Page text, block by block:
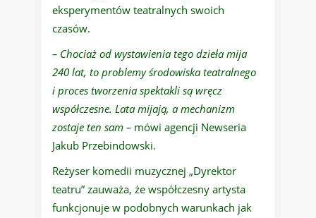
eksperymentów teatralnych swoich
czasów.
– Chociaż od wystawienia tego dzieła mija
240 lat, to problemy środowiska teatralnego
i proces tworzenia spektakli są wręcz
współczesne. Lata mijają, a mechanizm
zostaje ten sam – mówi agencji Newseria
Jakub Przebindowski.
Reżyser komedii muzycznej „Dyrektor
teatru” zauważa, że współczesny artysta
funkcjonuje w podobnych warunkach jak